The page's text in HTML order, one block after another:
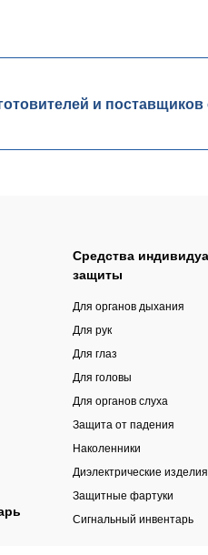
и
Средства
защиты
Для органов дыхания
Для рук
Для глаз
Для головы
Для органов слуха
Защита от падения
Наколенники
Диэлектрические изделия
Защитные фартуки
Сигнальный инвентарь